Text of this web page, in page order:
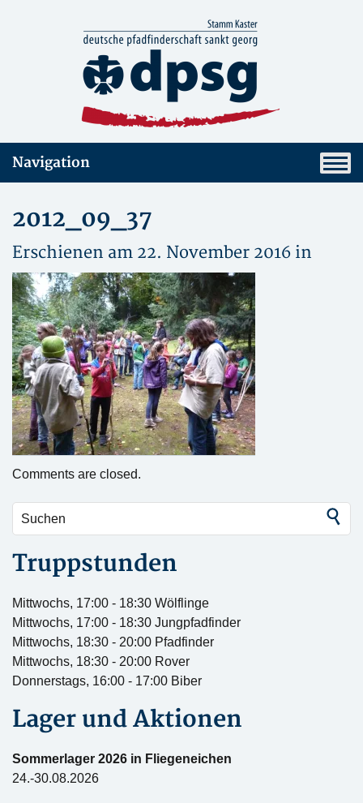
Navigation
2012_09_37
Erschienen am 22. November 2016 in
Comments are closed.
Truppstunden
Mittwochs, 17:00 - 18:30 Wölflinge
Mittwochs, 17:00 - 18:30 Jungpfadfinder
Mittwochs, 18:30 - 20:00 Pfadfinder
Mittwochs, 18:30 - 20:00 Rover
Donnerstags, 16:00 - 17:00 Biber
Lager und Aktionen
Sommerlager 2026 in Fliegeneichen
24.-30.08.2026